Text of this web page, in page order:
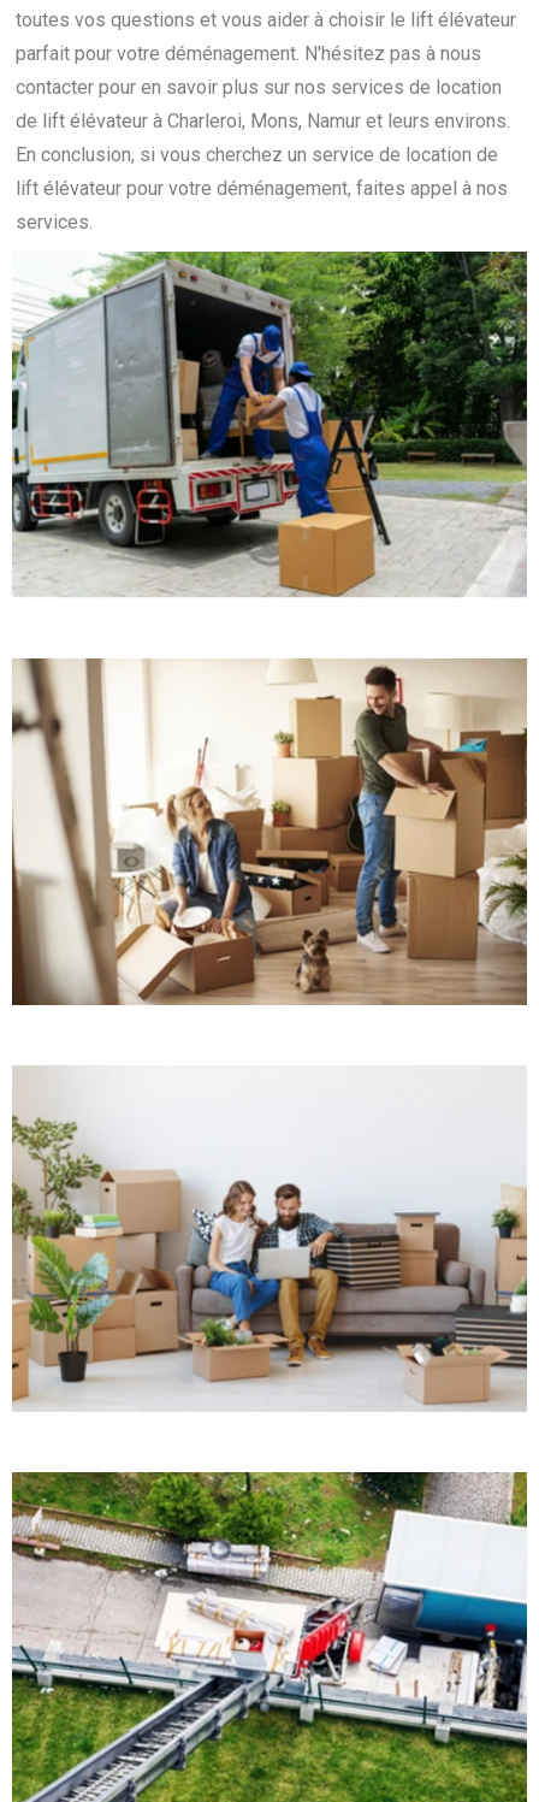
toutes vos questions et vous aider à choisir le lift élévateur
parfait pour votre déménagement. N'hésitez pas à nous
contacter pour en savoir plus sur nos services de location
de lift élévateur à Charleroi, Mons, Namur et leurs environs.
En conclusion, si vous cherchez un service de location de
lift élévateur pour votre déménagement, faites appel à nos
services.